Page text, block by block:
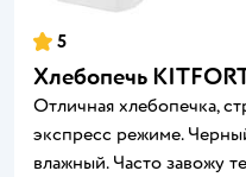
5
Хлебопечь
Отличная хлебопечка,
экспресс режиме.
влажный. Часто завожу